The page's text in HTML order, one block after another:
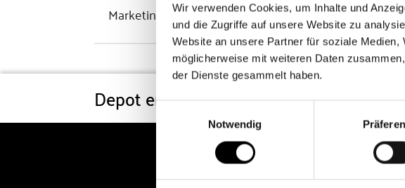
Wir verwenden Cookies, um Inhalte und
und die Zugriffe auf unsere Website zu
Website an unsere Partner für soziale
möglicherweise mit weiteren Daten
der Dienste gesammelt haben.
Einwilligungsauswahl
Notwendig
Marketinghinweis
Depot eröffnen Konditionen